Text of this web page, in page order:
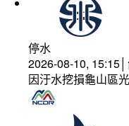
停水
2026-08-10,
因汙水挖損龜山區